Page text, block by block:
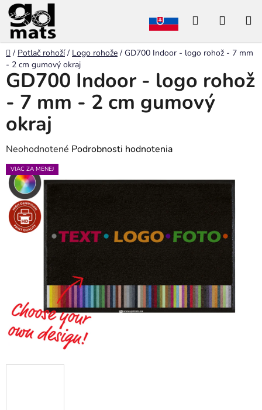
Prejsť
na
obsah
Hľadať
Domov
/ Potlač rohoží / Logo rohože / GD700 Indoor - logo rohož - 7 mm
- 2 cm gumový okraj
GD700 Indoor - logo rohož
- 7 mm - 2 cm gumový
okraj
Priemerné
hodnotenie
produktu
je
0,0
hviezdičiek.
Neohodnotené Podrobnosti hodnotenia
VIAC ZA MENEJ